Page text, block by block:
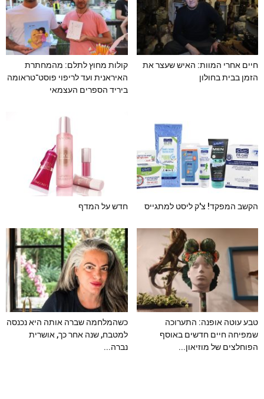
חיים אחרי המוות: האיש שעצר את
הזמן בבית בחולון
קולות מחוץ לתלם: מהמחתרת
האיראנית ועד לריפוי פוסט־טראומה
ביריד הספרים העצמאי
הקשב המפקד! צ'ק ליסט למתגייס חדש על המדף
טבע עוטה אופנה: התערוכה
שמפיחה חיים חדשים באוסף
הפוחלצים של מוזיאון...
כשהמלחמה שברה אותה היא נכנסה
למטבח, שנה אחר כך, אושרית
נברה...